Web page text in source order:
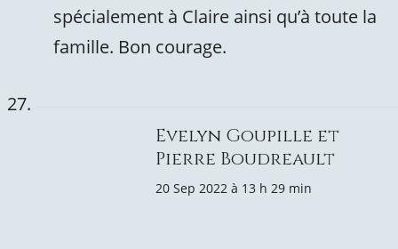
spécialement à Claire ainsi qu’à toute la
famille. Bon courage.
Evelyn Goupille et
Pierre Boudreault
20 Sep 2022 à 13 h 29 min